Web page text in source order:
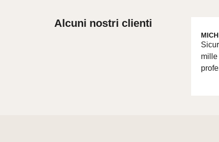
Alcuni nostri clienti
mille